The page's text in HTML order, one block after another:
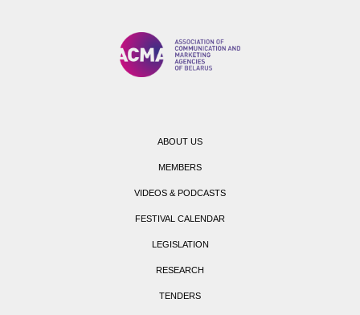
ABOUT US
MEMBERS
VIDEOS & PODCASTS
FESTIVAL CALENDAR
LEGISLATION
RESEARCH
TENDERS